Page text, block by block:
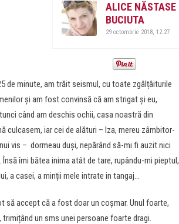
ALICE NĂSTASE
BUCIUTA
29 octombrie 2018, 12:27
de minute, am trăit seismul, cu toate zgâlțâiturile
și am fost convinsă că am strigat și eu,
când am deschis ochii, casa noastră din
culcasem, iar cei de alături – Iza, mereu zâmbitor-
vis – dormeau duși, nepărând să-mi fi auzit nici
îmi bătea inima atât de tare, rupându-mi pieptul,
a casei, a minții mele intrate in tangaj…
să accept că a fost doar un coșmar. Unul foarte,
un sms unei persoane foarte dragi.